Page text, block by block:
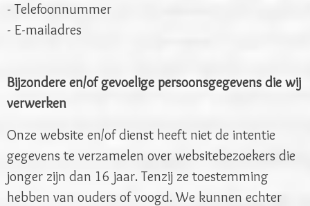
- Telefoonnummer
- E-mailadres
Bijzondere en/of gevoelige persoonsgegevens die wij
verwerken
Onze website en/of dienst heeft niet de intentie
gegevens te verzamelen over websitebezoekers die
jonger zijn dan 16 jaar. Tenzij ze toestemming
hebben van ouders of voogd. We kunnen echter